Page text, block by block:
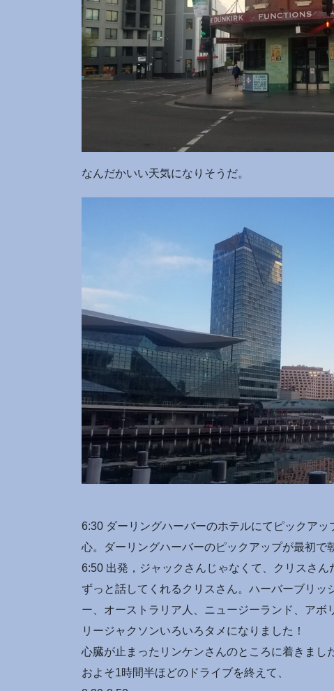
なんだかいい天気になりそうだ。
6:30 ダーリングハーバーのホテルにてピックア
心。ダーリングハーバーのピックアップが最初で
6:50 出発，ジャックさんじゃなくて、クリスさ
ずっと話してくれるクリスさん。ハーバーブリッ
ー、オーストラリア人、ニュージーランド、ア
リージャクソンいろいろタメになりました！
心臓が止まったリンケンさんのところに着きまし
およそ1時間半ほどのドライブを終えて、